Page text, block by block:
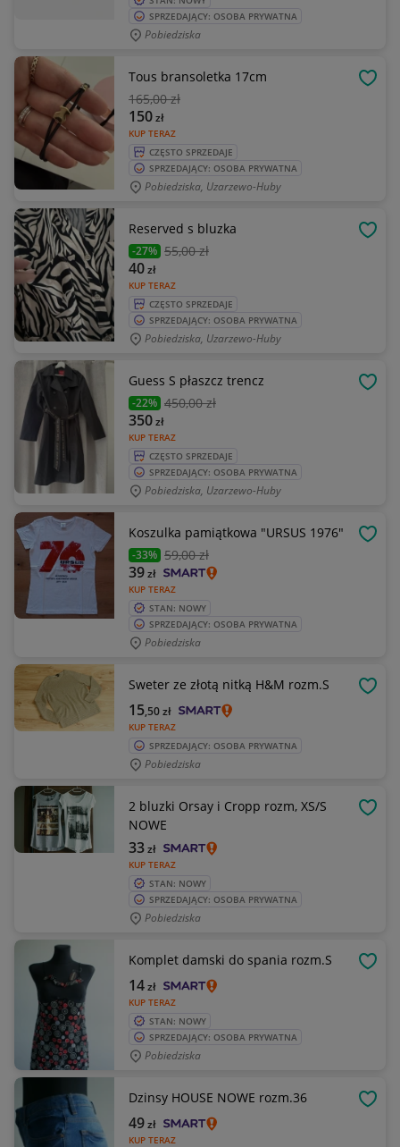
SPRZEDAJĄCY: OSOBA PRYWATNA
Pobiedziska
Tous bransoletka 17cm
165,00 zł
KUP TERAZ
150zł
CZĘSTO SPRZEDAJE
SPRZEDAJĄCY: OSOBA PRYWATNA
Pobiedziska, Uzarzewo-Huby
Reserved s bluzka
-27% 55,00 zł
KUP TERAZ
40zł
CZĘSTO SPRZEDAJE
SPRZEDAJĄCY: OSOBA PRYWATNA
Pobiedziska, Uzarzewo-Huby
Guess S płaszcz trencz
-22% 450,00 zł
KUP TERAZ
350zł
CZĘSTO SPRZEDAJE
SPRZEDAJĄCY: OSOBA PRYWATNA
Pobiedziska, Uzarzewo-Huby
Koszulka pamiątkowa "URSUS 1976"
-33% 59,00 zł
KUP TERAZ
39zł
STAN: NOWY
SPRZEDAJĄCY: OSOBA PRYWATNA
Pobiedziska
Sweter ze złotą nitką H&M rozm.S
KUP TERAZ
15,50zł
SPRZEDAJĄCY: OSOBA PRYWATNA
Pobiedziska
2 bluzki Orsay i Cropp rozm, XS/S
NOWE
KUP TERAZ
33zł
STAN: NOWY
SPRZEDAJĄCY: OSOBA PRYWATNA
Pobiedziska
Komplet damski do spania rozm.S
KUP TERAZ
14zł
STAN: NOWY
SPRZEDAJĄCY: OSOBA PRYWATNA
Pobiedziska
Dzinsy HOUSE NOWE rozm.36
KUP TERAZ
49zł